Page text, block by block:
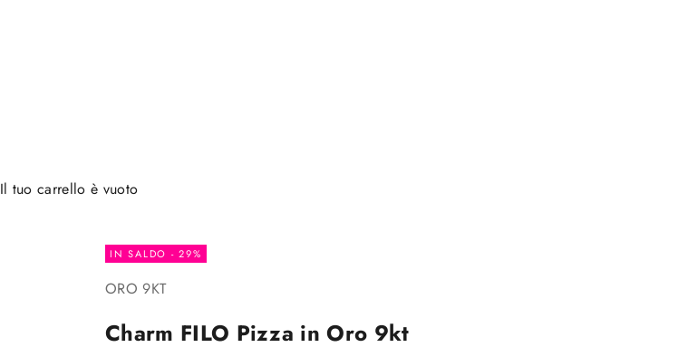
Il tuo carrello è vuoto
IN SALDO - 29%
ORO 9KT
Charm FILO Pizza in Oro 9kt